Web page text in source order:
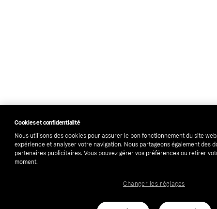
Cookies et confidentialité
Nous utilisons des cookies pour assurer le bon fonctionnement du site
expérience et analyser votre navigation. Nous partageons également des
partenaires publicitaires. Vous pouvez gérer vos préférences ou retirer
moment.
Changer les réglages